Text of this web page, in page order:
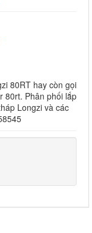
80RT hay còn gọi
80rt. Phân phối lắp
Longzi và các